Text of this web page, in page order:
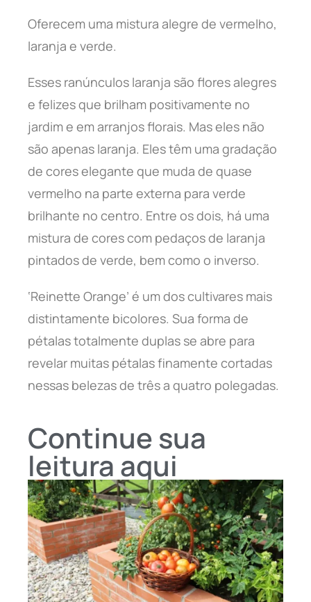
Oferecem uma mistura alegre de vermelho,
laranja e verde.
Esses ranúnculos laranja são flores alegres
e felizes que brilham positivamente no
jardim e em arranjos florais. Mas eles não
são apenas laranja. Eles têm uma gradação
de cores elegante que muda de quase
vermelho na parte externa para verde
brilhante no centro. Entre os dois, há uma
mistura de cores com pedaços de laranja
pintados de verde, bem como o inverso.
‘Reinette Orange’ é um dos cultivares mais
distintamente bicolores. Sua forma de
pétalas totalmente duplas se abre para
revelar muitas pétalas finamente cortadas
nessas belezas de três a quatro polegadas.
Continue sua
leitura aqui